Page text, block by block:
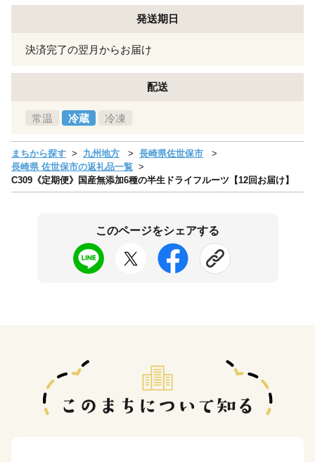
発送期日
決済完了の翌月からお届け
配送
常温 冷蔵 冷凍
まちから探す 九州地方
長崎県佐世保市
長崎県 佐世保市の返礼品一覧
C309《定期便》国産無添加6種の半生ドライフルーツ【12回お届け】
このページをシェアする